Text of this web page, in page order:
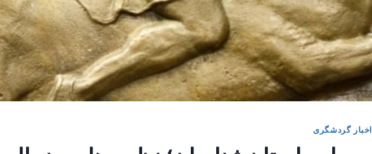
اخبار گردشگری